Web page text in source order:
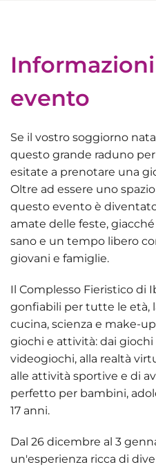
evento
Se il vostro soggiorno
questo grande raduno
esitate a prenotare una
Oltre ad essere uno
questo evento è
amate delle feste,
sano e un tempo libero
giovani e famiglie.
Il Complesso Fieristico di
gonfiabili per tutte le età,
cucina, scienza e make-
giochi e attività: dai giochi
videogiochi, alla realtà
alle attività sportive e di
perfetto per bambini,
17 anni.
Dal 26 dicembre al 3
un'esperienza ricca di